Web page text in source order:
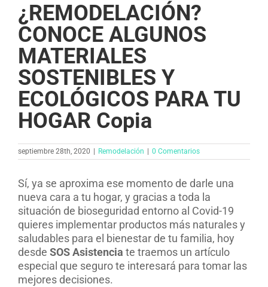
¿REMODELACIÓN?
CONOCE ALGUNOS
MATERIALES
SOSTENIBLES Y
ECOLÓGICOS PARA TU
HOGAR Copia
septiembre 28th, 2020 Remodelación 0 Comentarios
Sí, ya se aproxima ese momento de darle una
nueva cara a tu hogar, y gracias a toda la
situación de bioseguridad entorno al Covid-19
quieres implementar productos más naturales y
saludables para el bienestar de tu familia, hoy
desde SOS Asistencia te traemos un artículo
especial que seguro te interesará para tomar las
mejores decisiones.